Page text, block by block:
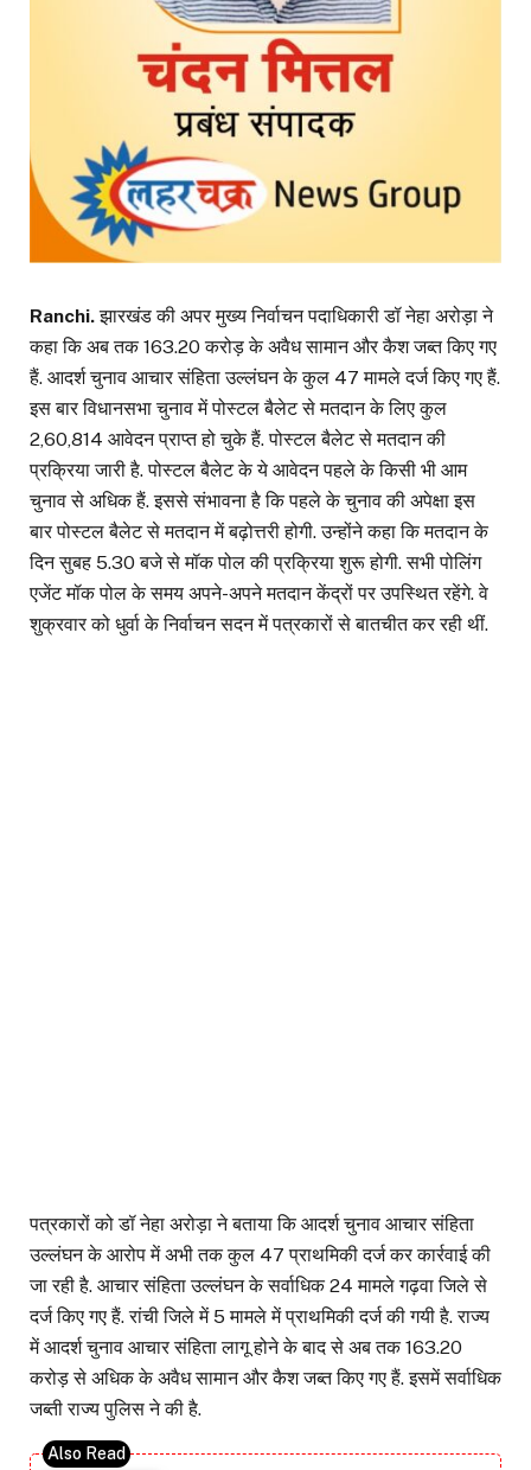
Ranchi.झारखंड की अपर मुख्य निर्वाचन पदाधिकारी डॉ नेहा अरोड़ा ने
कहा कि अब तक 163.20 करोड़ के अवैध सामान और कैश जब्त किए गए
हैं. आदर्श चुनाव आचार संहिता उल्लंघन के कुल 47 मामले दर्ज किए गए हैं.
इस बार विधानसभा चुनाव में पोस्टल बैलेट से मतदान के लिए कुल
2,60,814 आवेदन प्राप्त हो चुके हैं. पोस्टल बैलेट से मतदान की
प्रक्रिया जारी है. पोस्टल बैलेट के ये आवेदन पहले के किसी भी आम
चुनाव से अधिक हैं. इससे संभावना है कि पहले के चुनाव की अपेक्षा इस
बार पोस्टल बैलेट से मतदान में बढ़ोत्तरी होगी. उन्होंने कहा कि मतदान के
दिन सुबह 5.30 बजे से मॉक पोल की प्रक्रिया शुरू होगी. सभी पोलिंग
एजेंट मॉक पोल के समय अपने-अपने मतदान केंद्रों पर उपस्थित रहेंगे. वे
शुक्रवार को धुर्वा के निर्वाचन सदन में पत्रकारों से बातचीत कर रही थीं.
पत्रकारों को डॉ नेहा अरोड़ा ने बताया कि आदर्श चुनाव आचार संहिता
उल्लंघन के आरोप में अभी तक कुल 47 प्राथमिकी दर्ज कर कार्रवाई की
जा रही है. आचार संहिता उल्लंघन के सर्वाधिक 24 मामले गढ़वा जिले से
दर्ज किए गए हैं. रांची जिले में 5 मामले में प्राथमिकी दर्ज की गयी है. राज्य
में आदर्श चुनाव आचार संहिता लागू होने के बाद से अब तक 163.20
करोड़ से अधिक के अवैध सामान और कैश जब्त किए गए हैं. इसमें सर्वाधिक
जब्ती राज्य पुलिस ने की है.